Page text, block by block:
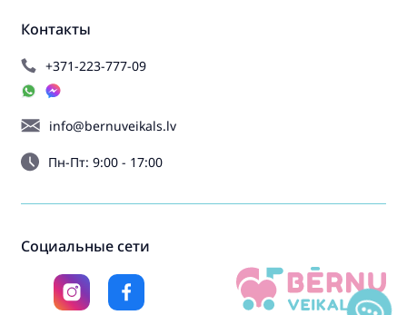
Контакты
+371-223-777-09
info@bernuveikals.lv
Пн-Пт: 9:00 - 17:00
Социальные сети